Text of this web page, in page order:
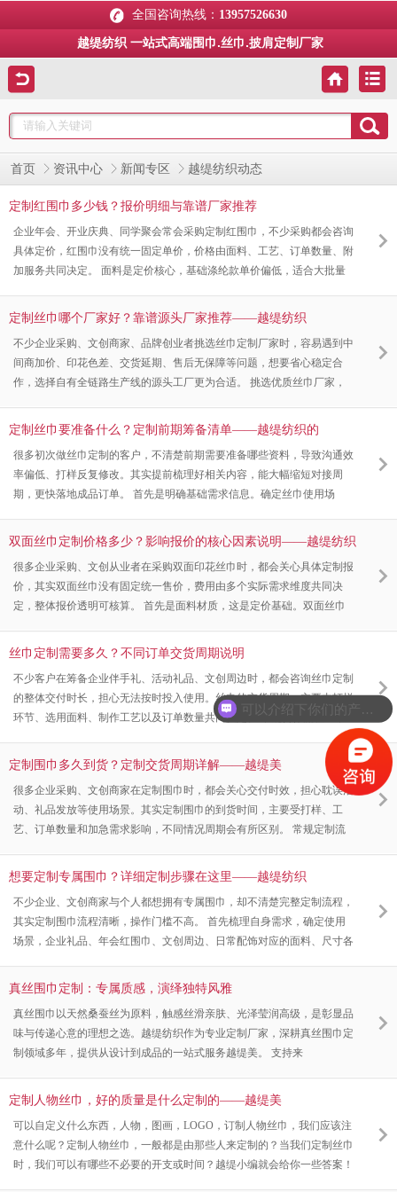
全国咨询热线： 13957526630
越缇纺织 一站式高端围巾.丝巾.披肩定制厂家
首页 资讯中心 新闻专区 越缇纺织动态
定制红围巾多少钱？报价明细与靠谱厂家推荐
企业年会、开业庆典、同学聚会常会采购定制红围巾，不少采购都会咨询
具体定价，红围巾没有统一固定单价，价格由面料、工艺、订单数量、附
加服务共同决定。 面料是定价核心，基础涤纶款单价偏低，适合大批量
羊毛、丝毛混纺面料质感更细腻，适合高端商务伴手礼，单价会相应上
大面积数码印花工序更复杂，收费略高，流苏、加宽加长等特殊尺寸也会
微调报价。 订单量
定制丝巾哪个厂家好？靠谱源头厂家推荐——越缇纺织
不少企业采购、文创商家、品牌创业者挑选丝巾定制厂家时，容易遇到中
间商加价、印花色差、交货延期、售后无保障等问题，想要省心稳定合
作，选择自有全链路生产线的源头工厂更为合适。 挑选优质丝巾厂家，
家拥有齐全面料库，全真丝、丝毛混纺、仿真丝、缎面等材质均可任选，
接少量打样试单，也可稳定交付大批量年会、节庆礼品订单。完整质检流
程、透明报价、专人跟进订单进
定制丝巾要准备什么？定制前期筹备清单——越缇纺织的
很多初次做丝巾定制的客户，不清楚前期需要准备哪些资料，导致沟通效
率偏低、打样反复修改。其实提前梳理好相关内容，能大幅缩短对接周
期，更快落地成品订单。 首先是明确基础需求信息。确定丝巾使用场
对应合适的尺寸、面料与风格。同时敲定数量，区分是少量打样还是大批
前选定，仿真丝、全真丝、丝毛混纺、缎面等材质手感、成本各不相同，
可提前确认偏好。 其次是
双面丝巾定制价格多少？影响报价的核心因素说明——越缇纺织
很多企业采购、文创从业者在采购双面印花丝巾时，都会关心具体定制报
价，其实双面丝巾没有固定统一售价，费用由多个实际需求维度共同决
定，整体报价透明可核算。 首先是面料材质，这是定价基础。双面丝巾
的原料成本差异较大，轻奢礼品常用的全真丝面料，整体单价会高于仿真
艺，双面异色印花、双面不同图案打印本身工艺复杂度高于单面丝巾，手
工卷边、精密锁边、色牢度加固处
丝巾定制需要多久？不同订单交货周期说明
不少客户在筹备企业伴手礼、活动礼品、文创周边时，都会咨询丝巾定制
的整体交付时长，担心无法按时投入使用。丝巾的交货周期，主要由打样
环节、选用面料、制作工艺以及订单数量共同决定。 常规合作流程里，
双方敲定图案设计、色彩色号、卷边工艺与面料材质后，打样周期大概在
3 至 5 个工作日，待客户确认样品效果合格，才会正式安排大货投产。普
通数码印花、简单锁边工艺的中小批量订单，生产周期多在 10 到 15 个工
作日。如果是提花、重磅真丝、复杂手工包边这类工艺，或是大批量订
单，生产时
定制围巾多久到货？定制交货周期详解——越缇美
很多企业采购、文创商家在定制围巾时，都会关心交付时效，担心耽误活
动、礼品发放等使用场景。其实定制围巾的到货时间，主要受打样、工
艺、订单数量和加急需求影响，不同情况周期会有所区别。 常规定制流
工作日。样品确认无误进入批量生产，普通印花、简约提花款式，中小批
产周期会适当延长，整体交付时间会根据订单体量合理调整。 针对年
会、节庆等紧急需求
想要定制专属围巾？详细定制步骤在这里——越缇纺织
不少企业、文创商家与个人都想拥有专属围巾，却不清楚完整定制流程，
其实定制围巾流程清晰，操作门槛不高。 首先梳理自身需求，确定使用
场景，企业礼品、年会红围巾、文创周边、日常配饰对应的面料、尺寸各
质。其次准备设计素材，可提供品牌 LOGO、原创图案、手绘稿，无现
自由搭配。 沟通确认细节后可安排打样，核对面料手感、色彩还原、包
边做工，确认样品无
真丝围巾定制：专属质感，演绎独特风雅
真丝围巾以天然桑蚕丝为原料，触感丝滑亲肤、光泽莹润高级，是彰显品
味与传递心意的理想之选。越缇纺织作为专业定制厂家，深耕真丝围巾定
制领域多年，提供从设计到成品的一站式服务越缇美。 支持来
定制人物丝巾，好的质量是什么定制的——越缇美
可以自定义什么东西，人物，图画，LOGO，订制人物丝巾，我们应该注
意什么呢？定制人物丝巾，一般都是由那些人来定制的？当我们定制丝巾
时，我们可以有哪些不必要的开支或时间？越缇小编就会给你一些答案！